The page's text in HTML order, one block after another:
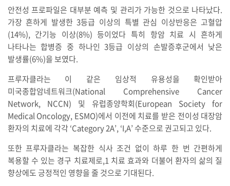
안전성 프로파일은 대부분 예측 및 관리가 가능한 것으로 나타났다.
가장 흔하게 발생한 3등급 이상의 특별 관심 이상반응은 고혈압
(14%), 간기능 이상(8%) 등이었다 특히 항암 치료 시 흔하게
나타나는 합병증 중 하나인 3등급 이상의 손발증후군에서 낮은
발생률(6%)을 보였다.
프루자클라는 이 같은 임상적 유용성을 확인받아
미국종합암네트워크(National Comprehensive Cancer
Network, NCCN) 및 유럽종양학회(European Society for
Medical Oncology, ESMO)에서 이전에 치료를 받은 전이성 대장암
환자의 치료에 각각 ‘Category 2A’, ‘I,A’ 수준으로 권고되고 있다.
또한 프루자클라는 복잡한 식사 조건 없이 하루 한 번 간편하게
복용할 수 있는 경구 치료제로,1 치료 효과와 더불어 환자의 삶의 질
향상에도 긍정적인 영향을 줄 것으로 기대된다.